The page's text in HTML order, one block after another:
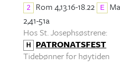
2 Rom 4,13.16-18.22 E
2,41-51a
Hos St. Josephsøstrene:
H
PATRONATSFEST
Tidebønner for høytiden